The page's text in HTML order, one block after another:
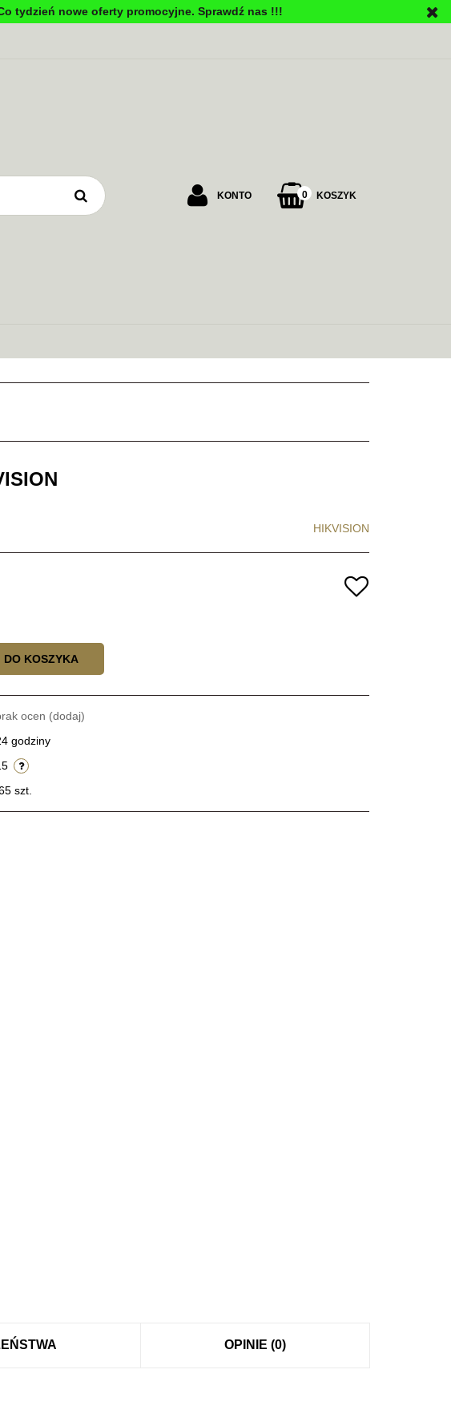
tydzień nowe oferty promocyjne. Sprawdź nas !!!
KONTO 0 KOSZYK
HIKVISION
DO KOSZYKA
ocen (dodaj)
godziny
szt.
OPINIE (0)